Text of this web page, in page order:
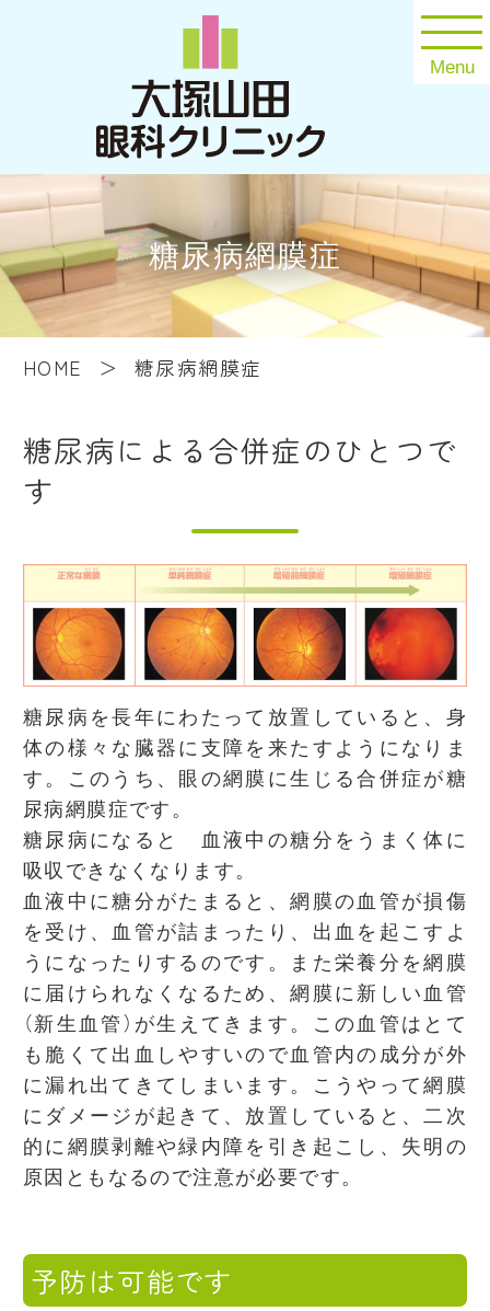
Menu
糖尿病網膜症
HOME 糖尿病網膜症
糖尿病による合併症のひとつで
す
糖尿病を長年にわたって放置していると、身
体の様々な臓器に支障を来たすようになりま
す。このうち、眼の網膜に生じる合併症が糖
尿病網膜症です。
糖尿病になると 血液中の糖分をうまく体に
吸収できなくなります。
血液中に糖分がたまると、網膜の血管が損傷
を受け、血管が詰まったり、出血を起こすよ
うになったりするのです。また栄養分を網膜
に届けられなくなるため、網膜に新しい血管
（新生血管）が生えてきます。この血管はとて
も脆くて出血しやすいので血管内の成分が外
に漏れ出てきてしまいます。こうやって網膜
にダメージが起きて、放置していると、二次
的に網膜剥離や緑内障を引き起こし、失明の
原因ともなるので注意が必要です。
予防は可能です